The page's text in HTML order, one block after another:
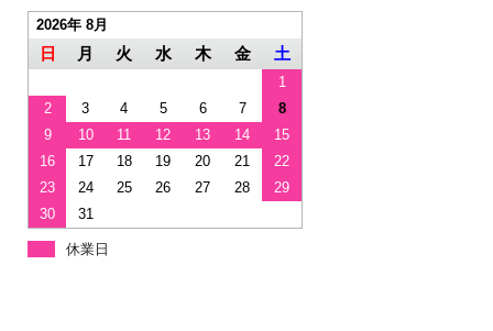
2026年 8月
日 月 火 水 木 金 土
1
2
3 4 5 6 7
8
9
10 11 12 13 14
15
16
17 18 19 20 21
22
23
24 25 26 27 28
29
30
31
休業日